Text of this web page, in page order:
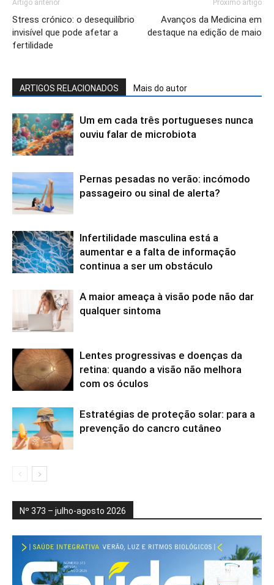
Artigo anterior
Stress crónico: o desequilíbrio
invisível que pode afetar a
fertilidade
Próximo artigo
Avanços da Medicina em
destaque na edição de maio
ARTIGOS RELACIONADOS Mais do autor
Um em cada três portugueses nunca
ouviu falar de microbiota
Pernas pesadas no verão: incómodo
passageiro ou sinal de alerta?
Infertilidade masculina está a
aumentar e a falta de informação
continua a ser um obstáculo
A maior ameaça à visão pode não dar
qualquer sintoma
Lentes progressivas e doenças da
retina: quando a visão não melhora
com os óculos
Estratégias de proteção solar: para a
prevenção do cancro cutâneo
Nº 373 – julho-agosto 2026